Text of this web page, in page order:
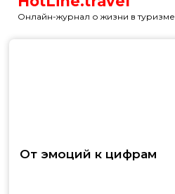
Онлайн-журнал о жизни в туризме
От эмоций к цифрам